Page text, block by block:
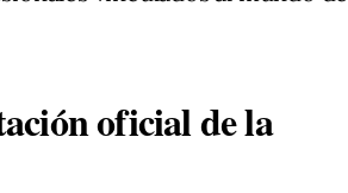
oficial de la